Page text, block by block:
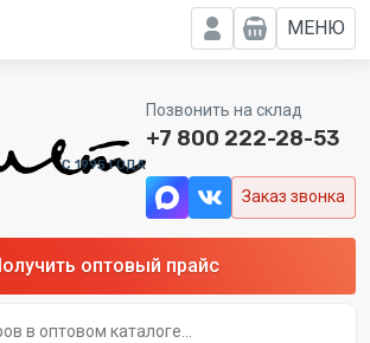
МЕНЮ
C 1995 ГОДА
Позвонить на склад
+7 800 222-28-53
Заказ звонка
оптовый прайс